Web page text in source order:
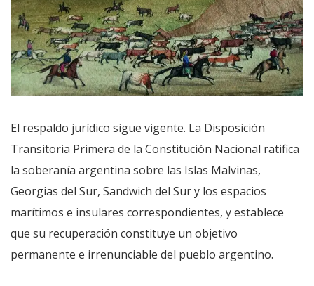
El respaldo jurídico sigue vigente. La Disposición
Transitoria Primera de la Constitución Nacional ratifica
la soberanía argentina sobre las Islas Malvinas,
Georgias del Sur, Sandwich del Sur y los espacios
marítimos e insulares correspondientes, y establece
que su recuperación constituye un objetivo
permanente e irrenunciable del pueblo argentino.